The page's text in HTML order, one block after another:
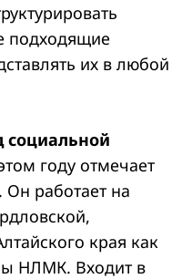
подходящие
их в любой
социальной
году отмечает
Он работает на
края как
НЛМК. Входит в